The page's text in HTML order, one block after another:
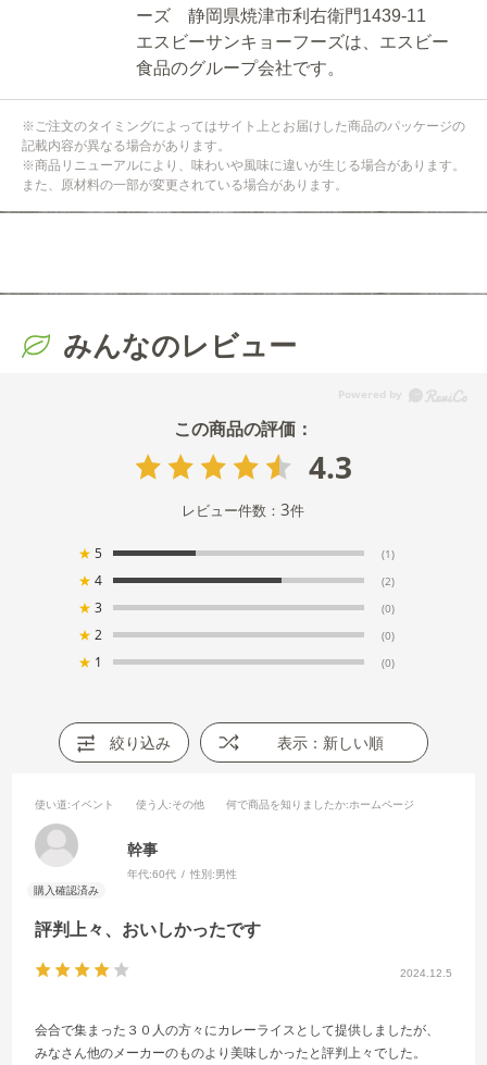
ーズ 静岡県焼津市利右衛門1439-11
エスビーサンキョーフーズは、エスビー
食品のグループ会社です。
※ご注文のタイミングによってはサイト上とお届けした商品のパッケージの
記載内容が異なる場合があります。
※商品リニューアルにより、味わいや風味に違いが生じる場合があります。
また、原材料の一部が変更されている場合があります。
みんなのレビュー
4.3
レビュー件数：3件
★ 5 (1)
★ 4 (2)
★ 3 (0)
★ 2 (0)
★ 1 (0)
絞り込み 表示：新しい順
2024.12.5
評判上々、おいしかったです
使い道:イベント 使う人 :その他 何で商品を知りましたか:ホームページ
幹事
年代:60代 性別:男性
会合で集まった３０人の方々にカレーライスとして提供しましたが、
みなさん他のメーカーのものより美味しかったと評判上々でした。